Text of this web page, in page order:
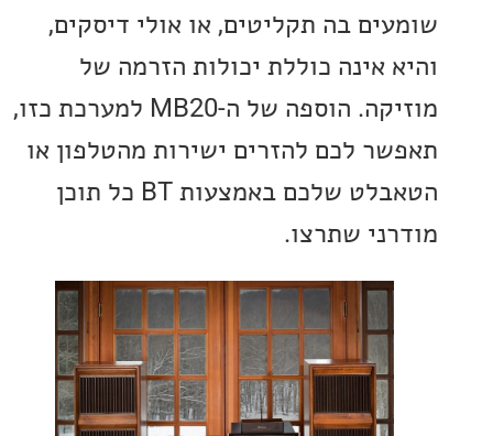
בה תקליטים, או אולי דיסקים,
אינה כוללת יכולות הזרמה של
מוזיקה. הוספה של ה-MB20 למערכת כזו,
לכם להזרים ישירות מהטלפון או
הטאבלט שלכם באמצעות BT כל תוכן
שתרצו.